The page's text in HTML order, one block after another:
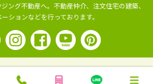
ング不動産へ。 不動産仲介、注文住宅の建築、
ーションなどを行っております。